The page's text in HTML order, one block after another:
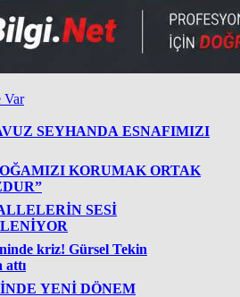
Var
SEYHANDA ESNAFIMIZI
KORUMAK ORTAK
SESİ
kriz! Gürsel Tekin
attı
YENİ DÖNEM